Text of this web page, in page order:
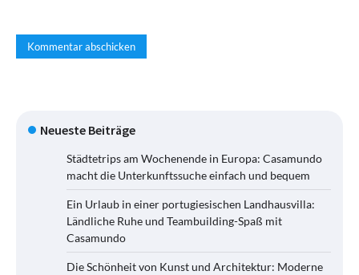
Neueste Beiträge
Städtetrips am Wochenende in Europa: Casamundo
macht die Unterkunftssuche einfach und bequem
Ein Urlaub in einer portugiesischen Landhausvilla:
Ländliche Ruhe und Teambuilding-Spaß mit
Casamundo
Die Schönheit von Kunst und Architektur: Moderne